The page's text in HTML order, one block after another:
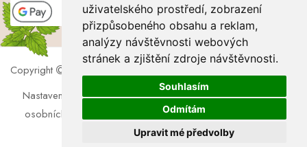
uživatelského prostředí, zobrazení
přizpůsobeného obsahu a reklam,
analýzy návštěvnosti webových
stránek a zjištění zdroje návštěvnosti.
Souhlasím
Odmítám
Upravit mé předvolby
Copyright
2026 Lbros s.r.o.
Nastavení cookies|Soubory cookies|Zásady zpracování
osobních údajů
Souhlas se zpracováním osobních údajů